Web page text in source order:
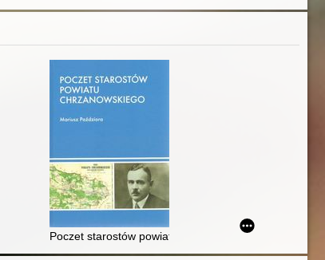
Poczet starostów powiatu chrzanowskiego